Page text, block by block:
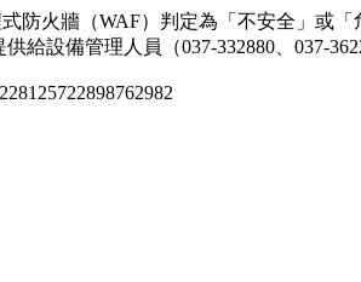
防火牆（WAF）判定為「不安全」或「
供給設備管理人員（037-332880、037-